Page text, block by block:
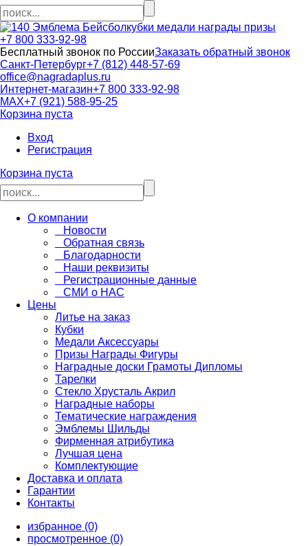
кубки медали награды призы
+7 800 333-92-98
Бесплатный звонок по РоссииЗаказать обратный звонок
Санкт-Петербург+7 (812) 448-57-69
office@nagradaplus.ru
Интернет-магазин+7 800 333-92-98
MAX+7 (921) 588-95-25
Корзина пуста
Вход
Регистрация
Корзина пуста
О компании
Новости
Обратная связь
Благодарности
Наши реквизиты
Регистрационные данные
СМИ о НАС
Цены
Литье на заказ
Кубки
Медали Аксессуары
Призы Награды Фигуры
Наградные доски Грамоты Дипломы
Тарелки
Стекло Хрусталь Акрил
Наградные наборы
Тематические награждения
Эмблемы Шильды
Фирменная атрибутика
Лучшая цена
Комплектующие
Доставка и оплата
Гарантии
Контакты
избранное (0)
просмотренное (0)